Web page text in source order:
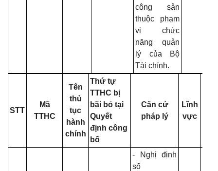
công sản
thuộc phạm
vi chức
năng quản
lý của Bộ
Tài chính.
STT
Mã
TTHC
Tên
thủ
tục
hành
chính
Thứ tự
TTHC bị
bãi bỏ tại
Quyết
định công
bố
Căn cứ
pháp lý
Lĩnh
vực
- Nghị định
số